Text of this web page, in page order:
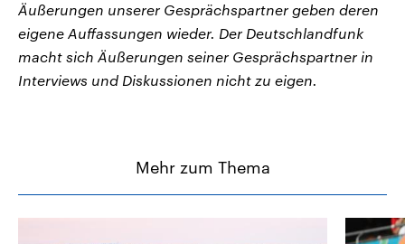
Äußerungen unserer Gesprächspartner geben deren
eigene Auffassungen wieder. Der Deutschlandfunk
macht sich Äußerungen seiner Gesprächspartner in
Interviews und Diskussionen nicht zu eigen.
Mehr zum Thema